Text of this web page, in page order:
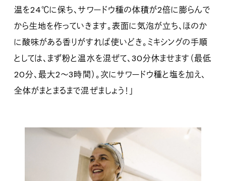
温を24℃に保ち、サワードウ種の体積が2倍に膨らんで
から生地を作っていきます。表面に気泡が立ち、ほのか
に酸味がある香りがすれば使いどき。ミキシングの手順
としては、まず粉と温水を混ぜて、30分休ませます（最低
20分、最大2〜3時間）。次にサワードウ種と塩を加え、
全体がまとまるまで混ぜましょう！」